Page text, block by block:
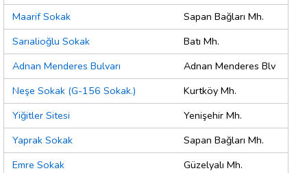
Maarif Sokak
Sapan Bağları Mh.
Sarıalioğlu Sokak
Batı Mh.
Adnan Menderes Bulvarı
Adnan Menderes Blv
Neşe Sokak (G-156 Sokak.)
Kurtköy Mh.
Yiğitler Sitesi
Yenişehir Mh.
Yaprak Sokak
Sapan Bağları Mh.
Emre Sokak
Güzelyalı Mh.